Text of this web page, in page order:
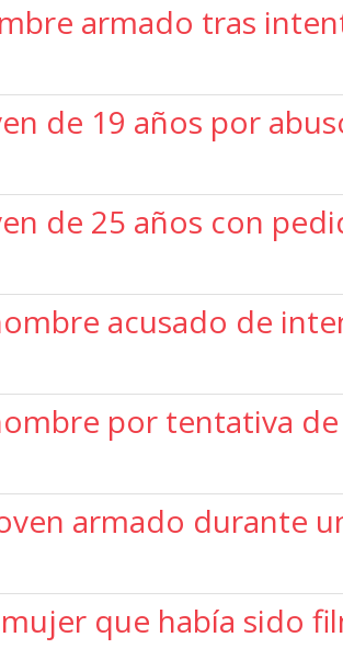
armado tras
de 19 años por
de 25 años con
acusado de
por tentativa
armado durante
que había sido